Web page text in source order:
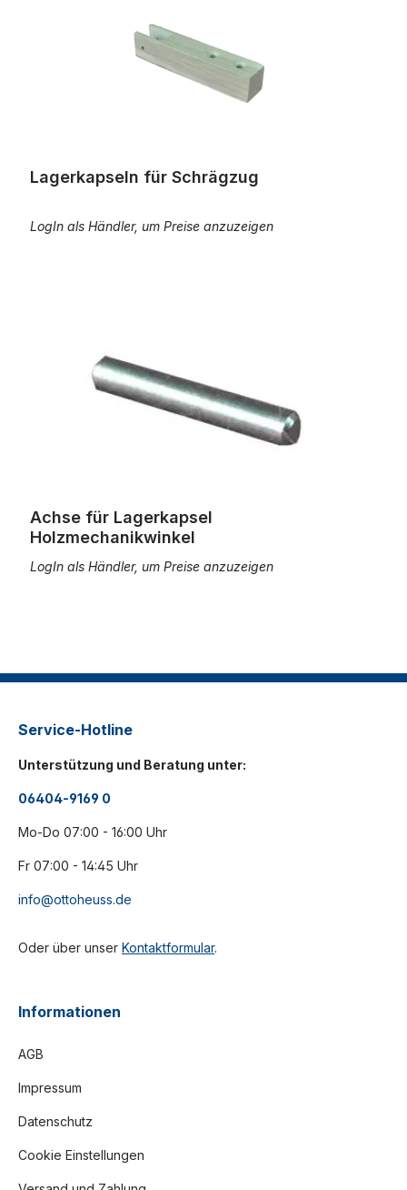
Lagerkapseln für Schrägzug
LogIn als Händler, um Preise anzuzeigen
Achse für Lagerkapsel
Holzmechanikwinkel
LogIn als Händler, um Preise anzuzeigen
Service-Hotline
Unterstützung und Beratung unter:
06404-9169 0
Mo-Do 07:00 - 16:00 Uhr
Fr 07:00 - 14:45 Uhr
info@ottoheuss.de
Oder über unser Kontaktformular.
Informationen
AGB
Impressum
Datenschutz
Cookie Einstellungen